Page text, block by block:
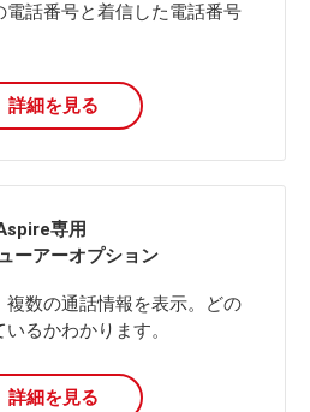
話番号と着信した電話番号
詳細を見る
専用
ーアーオプション
複数の通話情報を表示。どの
るかわかります。
詳細を見る